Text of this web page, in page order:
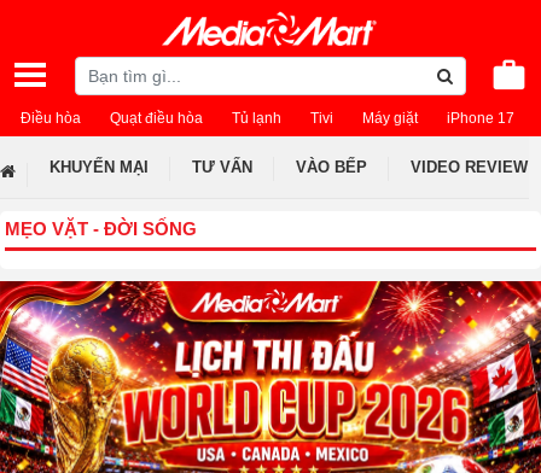
Điều hòa Quạt điều hòa Tủ lạnh Tivi Máy giặt iPhone 17
KHUYẾN MẠI TƯ VẤN VÀO BẾP VIDEO REVIEW
MẸO VẶT - ĐỜI SỐNG